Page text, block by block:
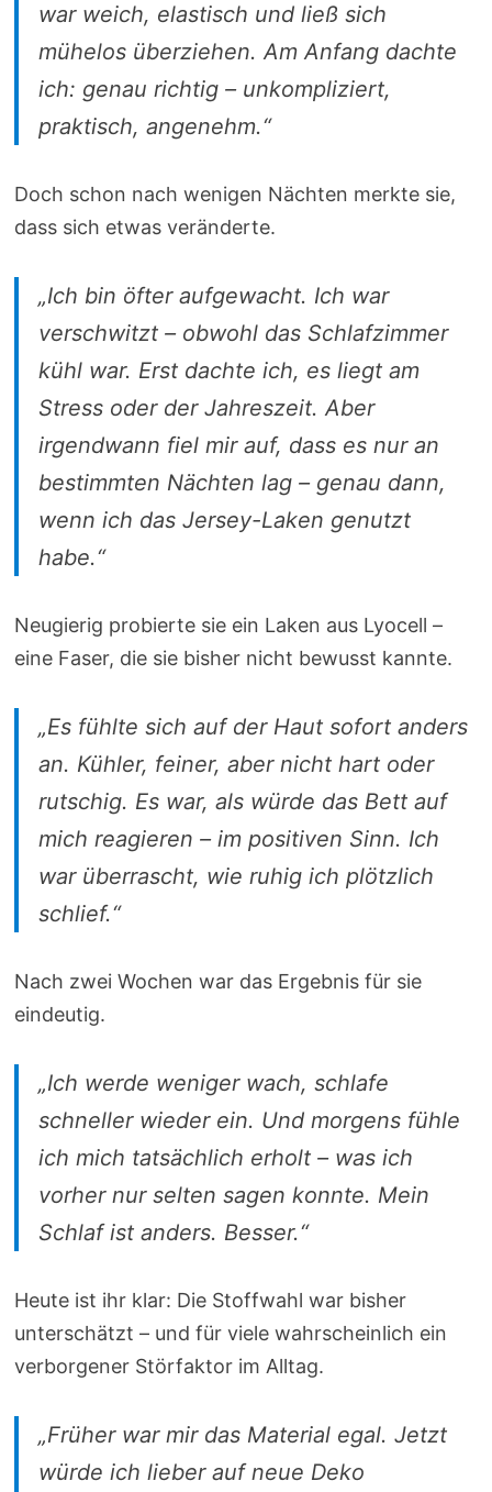
war weich, elastisch und ließ sich
mühelos überziehen. Am Anfang dachte
ich: genau richtig – unkompliziert,
praktisch, angenehm.“
Doch schon nach wenigen Nächten merkte sie,
dass sich etwas veränderte.
„Ich bin öfter aufgewacht. Ich war
verschwitzt – obwohl das Schlafzimmer
kühl war. Erst dachte ich, es liegt am
Stress oder der Jahreszeit. Aber
irgendwann fiel mir auf, dass es nur an
bestimmten Nächten lag – genau dann,
wenn ich das Jersey-Laken genutzt
habe.“
Neugierig probierte sie ein Laken aus Lyocell –
eine Faser, die sie bisher nicht bewusst kannte.
„Es fühlte sich auf der Haut sofort anders
an. Kühler, feiner, aber nicht hart oder
rutschig. Es war, als würde das Bett auf
mich reagieren – im positiven Sinn. Ich
war überrascht, wie ruhig ich plötzlich
schlief.“
Nach zwei Wochen war das Ergebnis für sie
eindeutig.
„Ich werde weniger wach, schlafe
schneller wieder ein. Und morgens fühle
ich mich tatsächlich erholt – was ich
vorher nur selten sagen konnte. Mein
Schlaf ist anders. Besser.“
Heute ist ihr klar: Die Stoffwahl war bisher
unterschätzt – und für viele wahrscheinlich ein
verborgener Störfaktor im Alltag.
„Früher war mir das Material egal. Jetzt
würde ich lieber auf neue Deko